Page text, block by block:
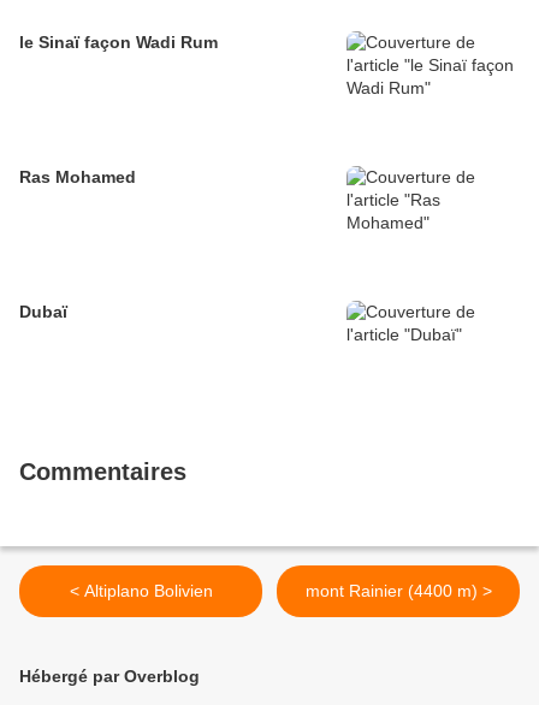
le Sinaï façon Wadi Rum
Ras Mohamed
Dubaï
Commentaires
< Altiplano Bolivien mont Rainier (4400 m) >
Hébergé par Overblog